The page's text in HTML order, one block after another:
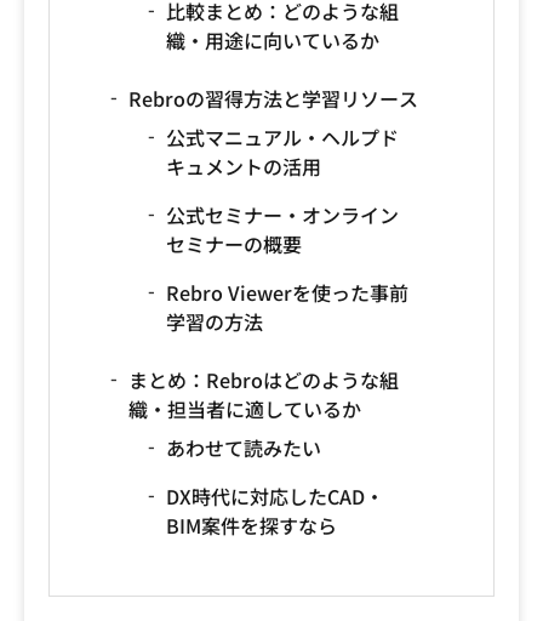
比較まとめ：どのような組
織・用途に向いているか
Rebroの習得方法と学習リソース
公式マニュアル・ヘルプド
キュメントの活用
公式セミナー・オンライン
セミナーの概要
Rebro Viewerを使った事前
学習の方法
まとめ：Rebroはどのような組
織・担当者に適しているか
あわせて読みたい
DX時代に対応したCAD・
BIM案件を探すなら